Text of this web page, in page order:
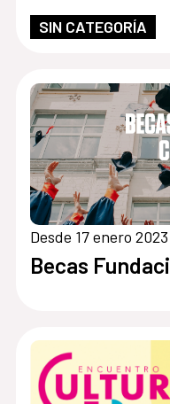
Caribe.
SIN CATEGORÍA
Desde 17 enero
Becas